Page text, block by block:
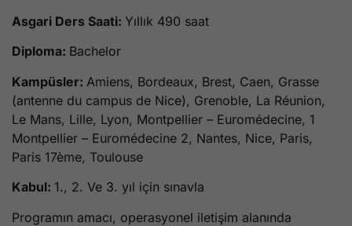
Asgari Ders Saati: Yıllık 490 saat
Diploma: Bachelor
Kampüsler: Amiens, Bordeaux, Brest, Caen, Grasse
(antenne du campus de Nice), Grenoble, La Réunion,
Le Mans, Lille, Lyon, Montpellier – Euromédecine, 1
Montpellier – Euromédecine 2, Nantes, Nice, Paris,
Paris 17ème, Toulouse
Kabul: 1., 2. Ve 3. yıl için sınavla
Programın amacı, operasyonel iletişim alanında